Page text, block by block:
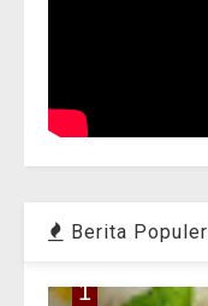
Berita Populer
1